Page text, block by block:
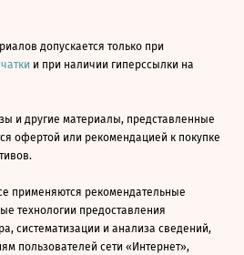
допускается только при
и при наличии гиперссылки на
и другие материалы, представленные
офертой или рекомендацией к покупке
применяются рекомендательные
технологии предоставления
систематизации и анализа сведений,
пользователей сети «Интернет»,